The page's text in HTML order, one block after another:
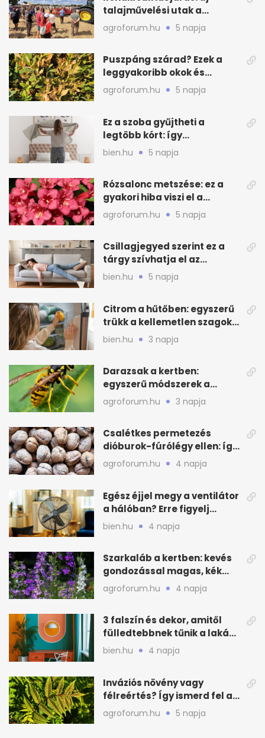
talajművelési utak a
gazdáknak
agroforum.hu 5 napja
Puszpáng szárad? Ezek a
leggyakoribb okok és
teendők
agroforum.hu 5 napja
Ez a szoba gyűjtheti a
legtöbb kórt: így
mélytisztítsd otthon
bien.hu 5 napja
Rózsalonc metszése: ez a
gyakori hiba viszi el a
virágzást
agroforum.hu 5 napja
Csillagjegyed szerint ez a
tárgy szívhatja el az
otthonod energiáját
bien.hu 5 napja
Citrom a hűtőben: egyszerű
trükk a kellemetlen szagok
ellen
bien.hu 3 napja
Darazsak a kertben:
egyszerű módszerek a
távoltartásukra nyáron
agroforum.hu 3 napja
Csalétkes permetezés
dióburok-fúrólégy ellen: így
csináld a kertben
agroforum.hu 4 napja
Egész éjjel megy a ventilátor
a hálóban? Erre figyelj
alvásnál nyáron
bien.hu 4 napja
Szarkaláb a kertben: kevés
gondozással magas, kék
virágfalat ad
agroforum.hu 4 napja
3 falszín és dekor, amitől
fülledtebbnek tűnik a lakás
nyáron
bien.hu 4 napja
Inváziós növény vagy
félreértés? Így ismerd fel a
valódi kockázatot
agroforum.hu 5 napja